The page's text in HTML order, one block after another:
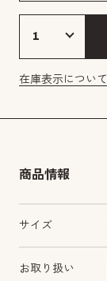
在庫表示について
商品情報
サイズ
お取り扱い